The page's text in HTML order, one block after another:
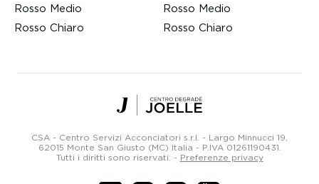
Rosso Medio
Rosso Chiaro
Rosso Medio
Rosso Chiaro
Centro
Degradé
Parrucchieri
CSA - Centro Servizi Acconciatori s.r.l. - Largo Minnucci 19,
62015 Monte San Giusto (MC) Italia - P.IVA 01261190431.
Tutti i diritti sono riservati. - Preferenze privacy